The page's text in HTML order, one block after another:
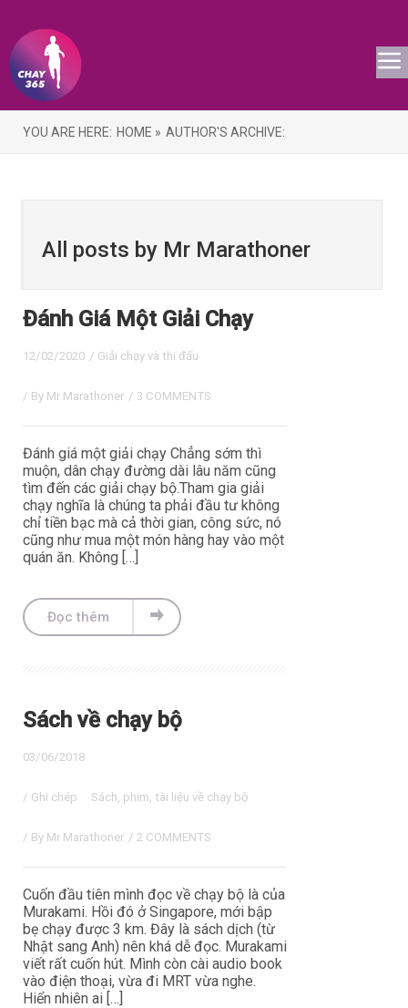
YOU ARE HERE: HOME » AUTHOR'S ARCHIVE:
All posts by Mr Marathoner
Đánh Giá Một Giải Chạy
12/02/2020 / Giải chạy và thi đấu
/ By Mr Marathoner / 3 COMMENTS
Đánh giá một giải chạy Chẳng sớm thì
muộn, dân chạy đường dài lâu năm cũng
tìm đến các giải chạy bộ.Tham gia giải
chạy nghĩa là chúng ta phải đầu tư không
chỉ tiền bạc mà cả thời gian, công sức, nó
cũng như mua một món hàng hay vào một
quán ăn. Không […]
Đọc thêm
Sách về chạy bộ
03/06/2018
/ Ghi chép Sách, phim, tài liệu về chạy bộ
/ By Mr Marathoner / 2 COMMENTS
Cuốn đầu tiên mình đọc về chạy bộ là của
Murakami. Hồi đó ở Singapore, mới bập
bẹ chạy được 3 km. Đây là sách dịch (từ
Nhật sang Anh) nên khá dễ đọc. Murakami
viết rất cuốn hút. Mình còn cài audio book
vào điện thoại, vừa đi MRT vừa nghe.
Hiển nhiên ai […]